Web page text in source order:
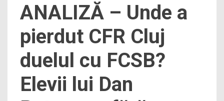
ANALIZĂ – Unde a
pierdut CFR Cluj
duelul cu FCSB?
Elevii lui Dan